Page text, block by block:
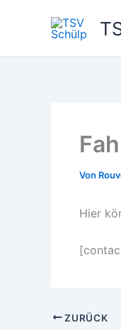
Von
Hier
ZURÜCK